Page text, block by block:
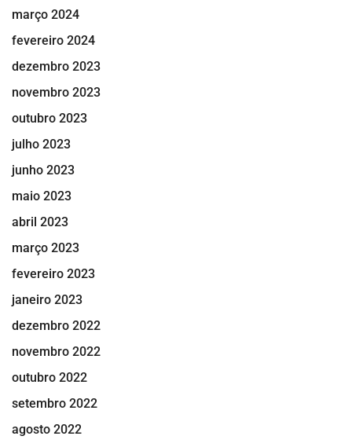
março 2024
fevereiro 2024
dezembro 2023
novembro 2023
outubro 2023
julho 2023
junho 2023
maio 2023
abril 2023
março 2023
fevereiro 2023
janeiro 2023
dezembro 2022
novembro 2022
outubro 2022
setembro 2022
agosto 2022